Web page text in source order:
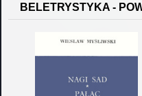
BELETRYSTYKA -